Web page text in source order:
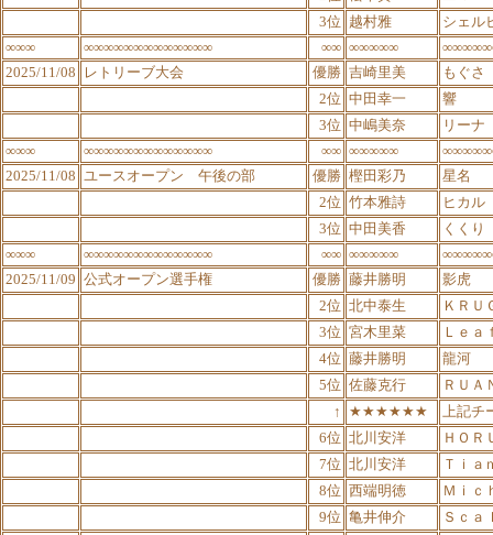
3位
越村雅
シェル
∞∞∞
∞∞∞∞∞∞∞∞∞∞∞∞∞ ∞∞ ∞∞∞∞∞
2025/11/08
レトリーブ大会 優勝 吉崎里美
もぐさ
2位 中田幸一
響
3位 中嶋美奈
リーナ
∞∞∞
∞∞∞∞∞∞∞∞∞∞∞∞∞ ∞∞ ∞∞∞∞∞
2025/11/08 ユースオープン 午後の部 優勝 樫田彩乃
星名
2位 竹本雅詩
ヒカル
3位 中田美香
くくり
∞∞∞
∞∞∞∞∞∞∞∞∞∞∞∞∞ ∞∞ ∞∞∞∞∞
2025/11/09 公式オープン選手権 優勝 藤井勝明
影虎
2位 北中泰生
ＫＲＵ
3位 宮木里菜
Ｌｅａ
4位
藤井勝明
龍河
5位 佐藤克行
ＲＵＡ
↑
★★★★★★
上記チ
6位 北川安洋
ＨＯＲ
7位 北川安洋
Ｔｉａ
8位
西端明徳
Ｍｉｃ
9位 亀井伸介
Ｓｃａ